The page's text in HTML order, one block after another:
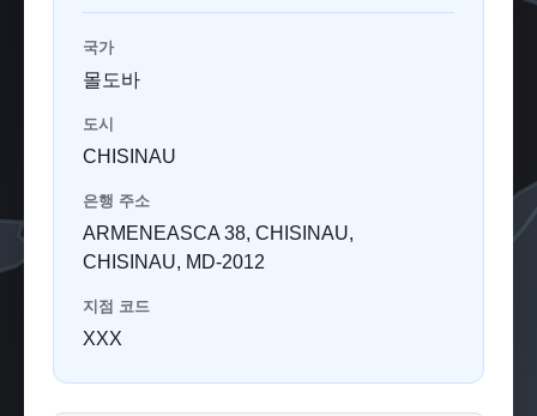
국가
몰도바
도시
CHISINAU
은행 주소
ARMENEASCA 38, CHISINAU,
CHISINAU, MD-2012
지점 코드
XXX